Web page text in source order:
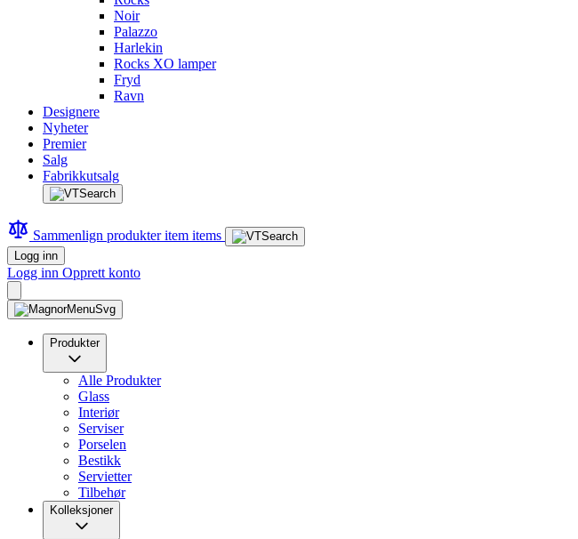
Noir
Palazzo
Harlekin
Rocks XO lamper
Fryd
Ravn
Designere
Nyheter
Premier
Salg
Fabrikkutsalg
Sammenlign produkteritem items
Logg inn
Logg inn Opprett konto
Produkter
Alle Produkter
Glass
Interiør
Serviser
Porselen
Bestikk
Servietter
Tilbehør
Kolleksjoner